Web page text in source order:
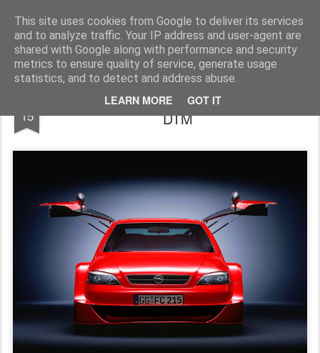
This site uses cookies from Google to deliver its services
and to analyze traffic. Your IP address and user-agent are
shared with Google along with performance and security
metrics to ensure quality of service, generate usage
statistics, and to detect and address abuse.
LEARN MORE GOT IT
AutoMotoCorse. Motorsport Random News 280912
15
Opel Astra Coupè OPC X-Treme: figlia del
DTM